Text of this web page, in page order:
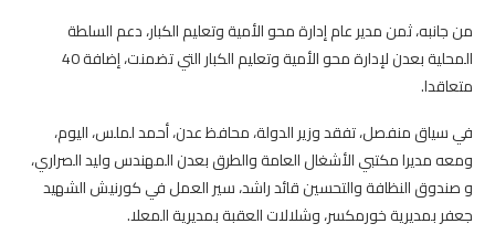
من جانبه، ثمن مدير عام إدارة محو الأمية وتعليم الكبار، دعم السلطة
المحلية بعدن لإدارة محو الأمية وتعليم الكبار التي تضمنت، إضافة 40
متعاقدا.
في سياق منفصل، تفقد وزير الدولة، محافظ عدن، أحمد لملس، اليوم،
ومعه مديرا مكتبي الأشغال العامة والطرق بعدن المهندس وليد الصراري،
و صندوق النظافة والتحسين قائد راشد، سير العمل في كورنيش الشهيد
جعفر بمديرية خورمكسر، وشلالات العقبة بمديرية المعلا.